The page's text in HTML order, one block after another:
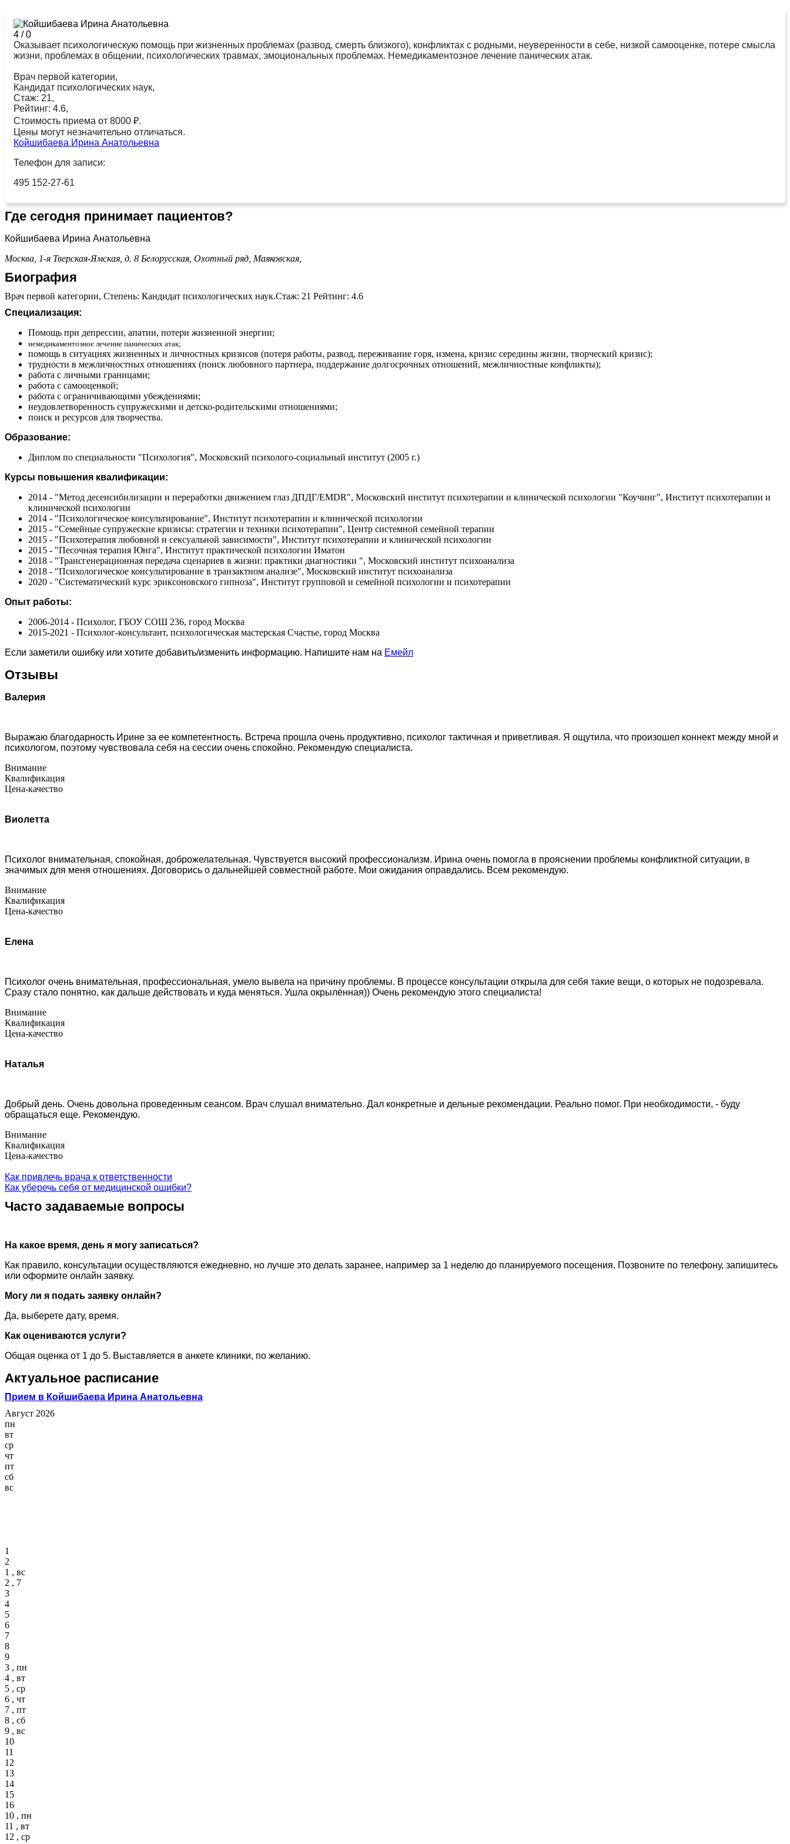
4 /0
Оказывает психологическую помощь при жизненных проблемах (развод, смерть близкого), конфликтах с родными, неуверенности в себе, низкой самооценке, потере смысла
жизни, проблемах в общении, психологических травмах, эмоциональных проблемах. Немедикаментозное лечение панических атак.
Врач первой категории,
Кандидат психологических наук,
Стаж: 21,
Рейтинг: 4.6,
Стоимость приема от 8000 ₽.
Цены могут незначительно отличаться.
Койшибаева Ирина Анатольевна
Телефон для записи:
495 152-27-61
Где сегодня принимает пациентов?
Койшибаева Ирина Анатольевна
Москва, 1-я Тверская-Ямская, д. 8 Белорусская, Охотный ряд, Маяковская,
Биография
Врач первой категории, Степень: Кандидат психологических наук.Стаж: 21 Рейтинг: 4.6
Специализация:
Помощь при депрессии, апатии, потери жизненной энергии;
немедикаментозное лечение панических атак;
помощь в ситуациях жизненных и личностных кризисов (потеря работы, развод, переживание горя, измена, кризис середины жизни, творческий кризис);
трудности в межличностных отношениях (поиск любовного партнера, поддержание долгосрочных отношений, межличностные конфликты);
работа с личными границами;
работа с самооценкой;
работа с ограничивающими убеждениями;
неудовлетворенность супружескими и детско-родительскими отношениями;
поиск и ресурсов для творчества.
Образование:
Диплом по специальности "Психология", Московский психолого-социальный институт (2005 г.)
Курсы повышения квалификации:
2014 - "Метод десенсибилизации и переработки движением глаз ДПДГ/EMDR", Московский институт психотерапии и клинической психологии "Коучинг", Институт психотерапии и
клинической психологии
2014 - "Психологическое консультирование", Институт психотерапии и клинической психологии
2015 - "Семейные супружеские кризисы: стратегии и техники психотерапии", Центр системной семейной терапии
2015 - "Психотерапия любовной и сексуальной зависимости", Институт психотерапии и клинической психологии
2015 - "Песочная терапия Юнга", Институт практической психологии Иматон
2018 - "Трансгенерационная передача сценариев в жизни: практики диагностики ", Московский институт психоанализа
2018 - "Психологическое консультирование в транзактном анализе", Московский институт психоанализа
2020 - "Систематический курс эриксоновского гипноза", Институт групповой и семейной психологии и психотерапии
Опыт работы:
2006-2014 - Психолог, ГБОУ СОШ 236, город Москва
2015-2021 - Психолог-консультант, психологическая мастерская Счастье, город Москва
Если заметили ошибку или хотите добавить/изменить информацию. Напишите нам на Емейл
Отзывы
Валерия
Выражаю благодарность Ирине за ее компетентность. Встреча прошла очень продуктивно, психолог тактичная и приветливая. Я ощутила, что произошел коннект между мной и
психологом, поэтому чувствовала себя на сессии очень спокойно. Рекомендую специалиста.
Внимание
Квалификация
Цена-качество
Виолетта
Психолог внимательная, спокойная, доброжелательная. Чувствуется высокий профессионализм. Ирина очень помогла в прояснении проблемы конфликтной ситуации, в
значимых для меня отношениях. Договорись о дальнейшей совместной работе. Мои ожидания оправдались. Всем рекомендую.
Внимание
Квалификация
Цена-качество
Елена
Психолог очень внимательная, профессиональная, умело вывела на причину проблемы. В процессе консультации открыла для себя такие вещи, о которых не подозревала.
Сразу стало понятно, как дальше действовать и куда меняться. Ушла окрылённая)) Очень рекомендую этого специалиста!
Внимание
Квалификация
Цена-качество
Наталья
Добрый день. Очень довольна проведенным сеансом. Врач слушал внимательно. Дал конкретные и дельные рекомендации. Реально помог. При необходимости, - буду
обращаться еще. Рекомендую.
Внимание
Квалификация
Цена-качество
Как привлечь врача к ответственности
Как уберечь себя от медицинской ошибки?
Часто задаваемые вопросы
На какое время, день я могу записаться?
Как правило, консультации осуществляются ежедневно, но лучше это делать заранее, например за 1 неделю до планируемого посещения. Позвоните по телефону, запишитесь
или оформите онлайн заявку.
Могу ли я подать заявку онлайн?
Да, выберете дату, время.
Как оцениваются услуги?
Общая оценка от 1 до 5. Выставляется в анкете клиники, по желанию.
Актуальное расписание
Прием в Койшибаева Ирина Анатольевна
Август 2026
пн
вт
ср
чт
пт
сб
вс
1
2
1 , вс
2 , 7
3
4
5
6
7
8
9
3 , пн
4 , вт
5 , ср
6 , чт
7 , пт
8 , сб
9 , вс
10
11
12
13
14
15
16
10 , пн
11 , вт
12 , ср